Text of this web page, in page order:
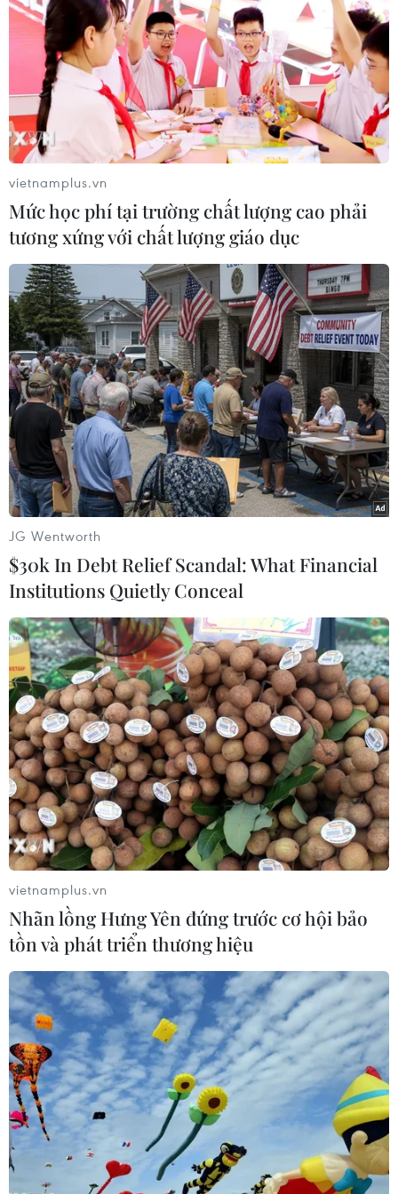
#Hội Nhạc sỹ Việt Nam
#Giải thưởng âm nhạc 2019
#Đàn tranh
#Đêm nhạc #Khí nhạc
#Thanh nhạc
#Giao hưởng
#Thính phòng TP. Hà Nội
Theo dõi VietnamPlus
TIN LIÊN QUAN
Nhạc sỹ An Thuyên: Người đưa hồn quê,
âm hưởng dân ca vào ca khúc
15/08/2019 02:27
Sự sâu nặng ân tình với quê hương cùng với sự thăng
hoa của cảm xúc đã giúp nhạc sỹ An Thuyên viết nên
những ca khúc sống mãi với thời gian.
Hòa nhạc đặc biệt 'Mùa thu nhớ Bác'
vietnamplus.vn
Mức học phí tại trường chất lượng cao phải
tương xứng với chất lượng giáo dục
JG Wentworth
$30k In Debt Relief Scandal: What Financial
Institutions Quietly Conceal
vietnamplus.vn
Nhãn lồng Hưng Yên đứng trước cơ hội bảo
tồn và phát triển thương hiệu